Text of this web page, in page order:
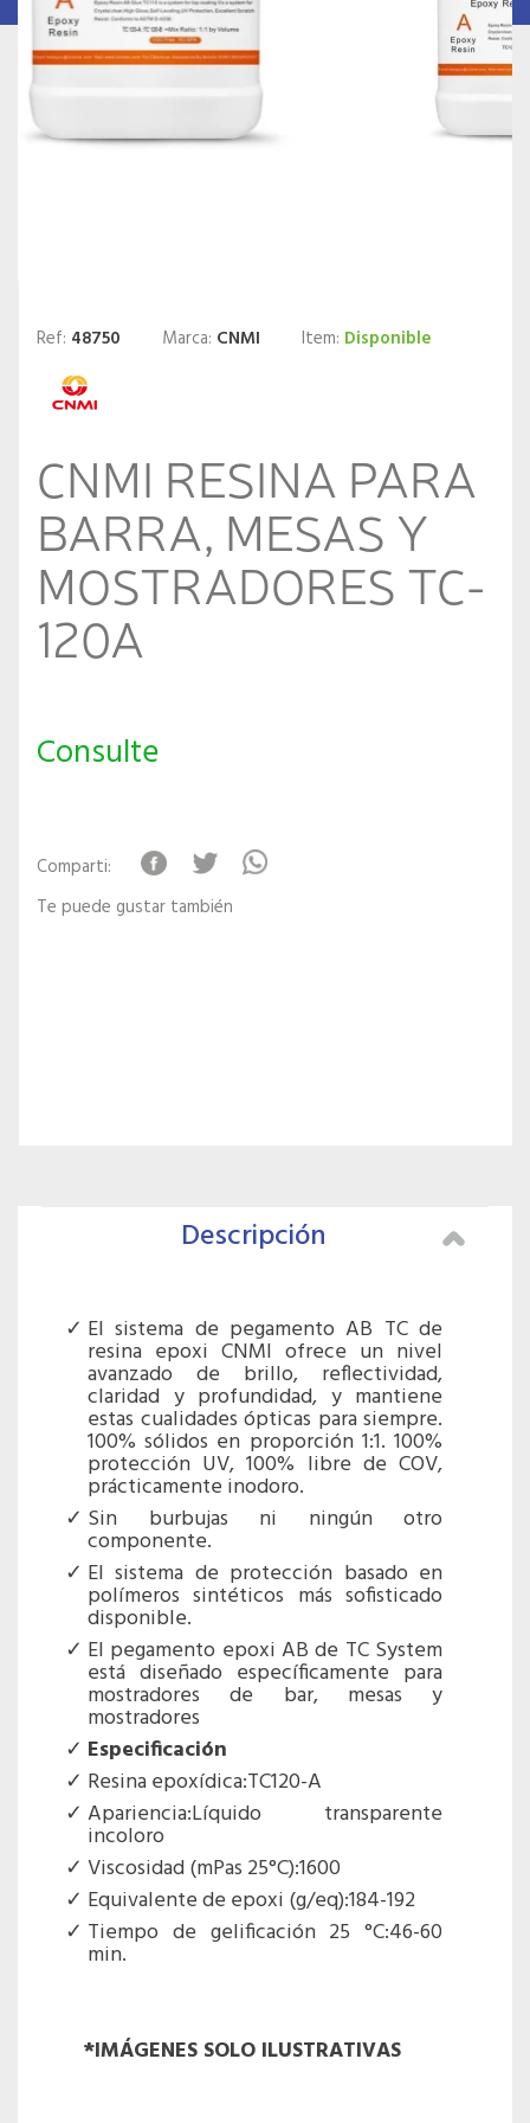
Ref: 48750 Marca: CNMI Item: Disponible
CNMI RESINA PARA
BARRA, MESAS Y
MOSTRADORES TC-
120A
Consulte
Comparti:
Te puede gustar también
Descripción
El sistema de pegamento AB TC de
resina epoxi CNMI ofrece un nivel
avanzado de brillo, reflectividad,
claridad y profundidad, y mantiene
estas cualidades ópticas para siempre.
100% sólidos en proporción 1:1. 100%
protección UV, 100% libre de COV,
prácticamente inodoro.
Sin burbujas ni ningún otro
componente.
El sistema de protección basado en
polímeros sintéticos más sofisticado
disponible.
El pegamento epoxi AB de TC System
está diseñado específicamente para
mostradores de bar, mesas y
mostradores
Especificación
Resina epoxídica:TC120-A
Apariencia:Líquido transparente
incoloro
Viscosidad (mPas 25°C):1600
Equivalente de epoxi (g/eq):184-192
Tiempo de gelificación 25 °C:46-60
min.
*IMÁGENES SOLO ILUSTRATIVAS